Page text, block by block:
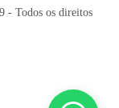
- Todos os direitos